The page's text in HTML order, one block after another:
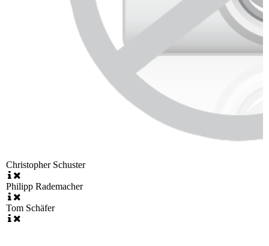
Christopher Schuster
Philipp Rademacher
Tom Schäfer